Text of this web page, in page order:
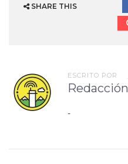
SHARE THIS
ESCRITO POR
Redacción
-